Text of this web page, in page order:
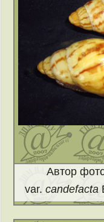
Автор
var.candefacta